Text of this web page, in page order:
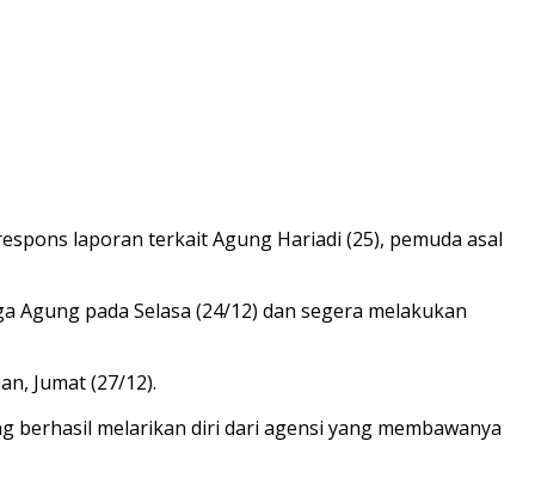
laporan terkait Agung Hariadi (25), pemuda asal
pada Selasa (24/12) dan segera melakukan
Jumat (27/12).
berhasil melarikan diri dari agensi yang membawanya